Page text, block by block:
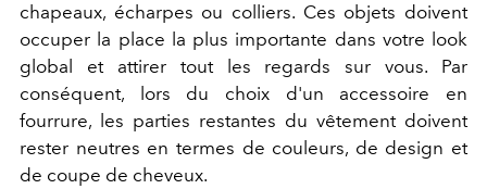
chapeaux, écharpes ou colliers. Ces objets doivent
occuper la place la plus importante dans votre look
global et attirer tout les regards sur vous. Par
conséquent, lors du choix d'un accessoire en
fourrure, les parties restantes du vêtement doivent
rester neutres en termes de couleurs, de design et
de coupe de cheveux.